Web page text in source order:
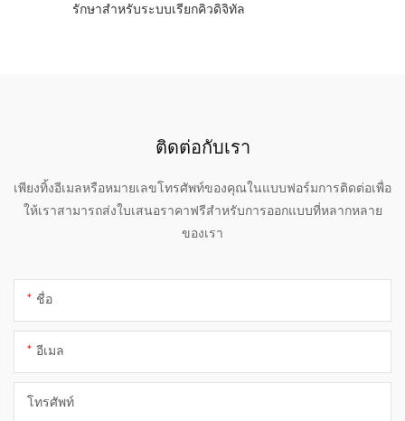
รักษาสำหรับระบบเรียกคิวดิจิทัล
ติดต่อกับเรา
เพียงทิ้งอีเมลหรือหมายเลขโทรศัพท์ของคุณในแบบฟอร์มการติดต่อเพื่อ
ให้เราสามารถส่งใบเสนอราคาฟรีสำหรับการออกแบบที่หลากหลาย
ของเรา
ชื่อ
อีเมล
โทรศัพท์